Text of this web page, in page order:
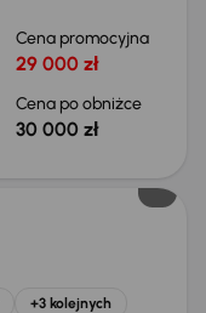
Cena promocyjna
29 000 zł
Cena po obniżce
30 000 zł
+3 kolejnych